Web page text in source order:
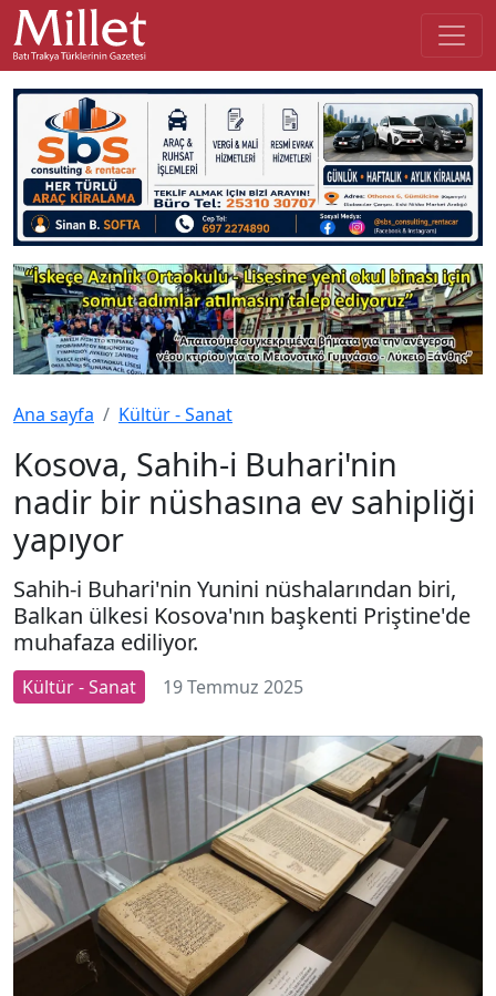
Ana sayfa Kültür - Sanat
Kosova, Sahih-i Buhari'nin
nadir bir nüshasına ev sahipliği
yapıyor
Sahih-i Buhari'nin Yunini nüshalarından biri,
Balkan ülkesi Kosova'nın başkenti Priştine'de
muhafaza ediliyor.
Kültür - Sanat 19 Temmuz 2025